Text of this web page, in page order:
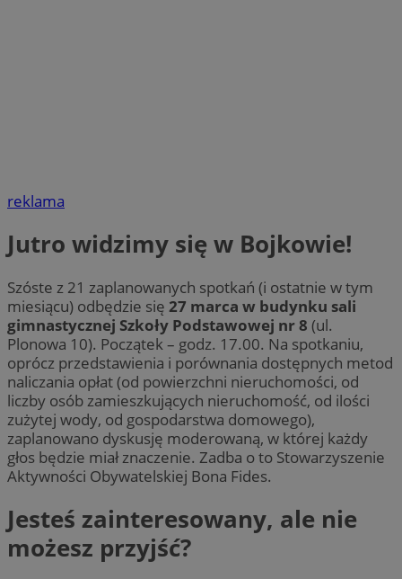
reklama
Jutro widzimy się w Bojkowie!
Szóste z 21 zaplanowanych spotkań (i ostatnie w tym
miesiącu) odbędzie się 27 marca w budynku sali
gimnastycznej Szkoły Podstawowej nr 8 (ul.
Plonowa 10). Początek – godz. 17.00. Na spotkaniu,
oprócz przedstawienia i porównania dostępnych metod
naliczania opłat (od powierzchni nieruchomości, od
liczby osób zamieszkujących nieruchomość, od ilości
zużytej wody, od gospodarstwa domowego),
zaplanowano dyskusję moderowaną, w której każdy
głos będzie miał znaczenie. Zadba o to Stowarzyszenie
Aktywności Obywatelskiej Bona Fides.
Jesteś zainteresowany, ale nie
możesz przyjść?